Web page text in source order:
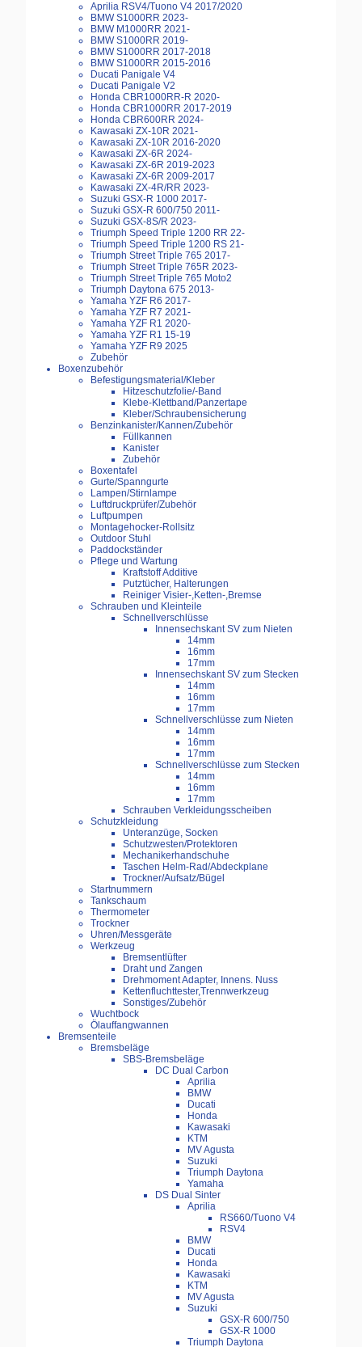
Aprilia RSV4/Tuono V4 2017/2020
BMW S1000RR 2023-
BMW M1000RR 2021-
BMW S1000RR 2019-
BMW S1000RR 2017-2018
BMW S1000RR 2015-2016
Ducati Panigale V4
Ducati Panigale V2
Honda CBR1000RR-R 2020-
Honda CBR1000RR 2017-2019
Honda CBR600RR 2024-
Kawasaki ZX-10R 2021-
Kawasaki ZX-10R 2016-2020
Kawasaki ZX-6R 2024-
Kawasaki ZX-6R 2019-2023
Kawasaki ZX-6R 2009-2017
Kawasaki ZX-4R/RR 2023-
Suzuki GSX-R 1000 2017-
Suzuki GSX-R 600/750 2011-
Suzuki GSX-8S/R 2023-
Triumph Speed Triple 1200 RR 22-
Triumph Speed Triple 1200 RS 21-
Triumph Street Triple 765 2017-
Triumph Street Triple 765R 2023-
Triumph Street Triple 765 Moto2
Triumph Daytona 675 2013-
Yamaha YZF R6 2017-
Yamaha YZF R7 2021-
Yamaha YZF R1 2020-
Yamaha YZF R1 15-19
Yamaha YZF R9 2025
Zubehör
Boxenzubehör
Befestigungsmaterial/Kleber
Hitzeschutzfolie/-Band
Klebe-Klettband/Panzertape
Kleber/Schraubensicherung
Benzinkanister/Kannen/Zubehör
Füllkannen
Kanister
Zubehör
Boxentafel
Gurte/Spanngurte
Lampen/Stirnlampe
Luftdruckprüfer/Zubehör
Luftpumpen
Montagehocker-Rollsitz
Outdoor Stuhl
Paddockständer
Pflege und Wartung
Kraftstoff Additive
Putztücher, Halterungen
Reiniger Visier-,Ketten-,Bremse
Schrauben und Kleinteile
Schnellverschlüsse
Innensechskant SV zum Nieten
14mm
16mm
17mm
Innensechskant SV zum Stecken
14mm
16mm
17mm
Schnellverschlüsse zum Nieten
14mm
16mm
17mm
Schnellverschlüsse zum Stecken
14mm
16mm
17mm
Schrauben Verkleidungsscheiben
Schutzkleidung
Unteranzüge, Socken
Schutzwesten/Protektoren
Mechanikerhandschuhe
Taschen Helm-Rad/Abdeckplane
Trockner/Aufsatz/Bügel
Startnummern
Tankschaum
Thermometer
Trockner
Uhren/Messgeräte
Werkzeug
Bremsentlüfter
Draht und Zangen
Drehmoment Adapter, Innens. Nuss
Kettenfluchttester,Trennwerkzeug
Sonstiges/Zubehör
Wuchtbock
Ölauffangwannen
Bremsenteile
Bremsbeläge
SBS-Bremsbeläge
DC Dual Carbon
Aprilia
BMW
Ducati
Honda
Kawasaki
KTM
MV Agusta
Suzuki
Triumph Daytona
Yamaha
DS Dual Sinter
Aprilia
RS660/Tuono V4
RSV4
BMW
Ducati
Honda
Kawasaki
KTM
MV Agusta
Suzuki
GSX-R 600/750
GSX-R 1000
Triumph Daytona